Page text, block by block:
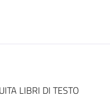
LIBRI DI TESTO